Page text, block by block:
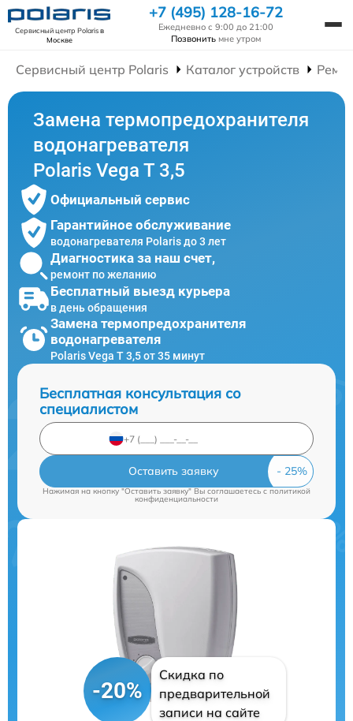
Сервисный центр Polarisв
Москве
+7 (495) 128-16-72
Ежедневно с 9:00 до 21:00
Позвонить мне утром
Сервисный центр Polaris Каталог устройств
Замена термопредохранителя
водонагревателя
Polaris Vega T 3,5
Официальный сервис
Гарантийное обслуживание
водонагревателя Polaris до 3 лет
Диагностика за наш счет,
ремонт по желанию
Бесплатный выезд курьера
в день обращения
Замена термопредохранителя
водонагревателя
Polaris Vega T 3,5 от 35 минут
Бесплатная консультация со
специалистом
Оставить заявку
Нажимая на кнопку "Оставить заявку" Вы соглашаетесь cполитикой
конфиденциальности
-20%
Скидка по
предварительной
записи на сайте